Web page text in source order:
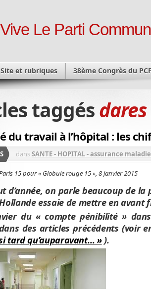
Vive Le Parti
Site et rubriques 38ème Congrès du PCF
taggésdares
du travail à l’hôpital : les
dansSANTE - HOPITAL - assurance maladie
15 pour « Globule rouge 15 », 8 janvier 2015
d’année, on parle beaucoup de
essaie de mettre en avant
du « compte pénibilité »
des articles précédents (voir
tard qu’auparavant… »).